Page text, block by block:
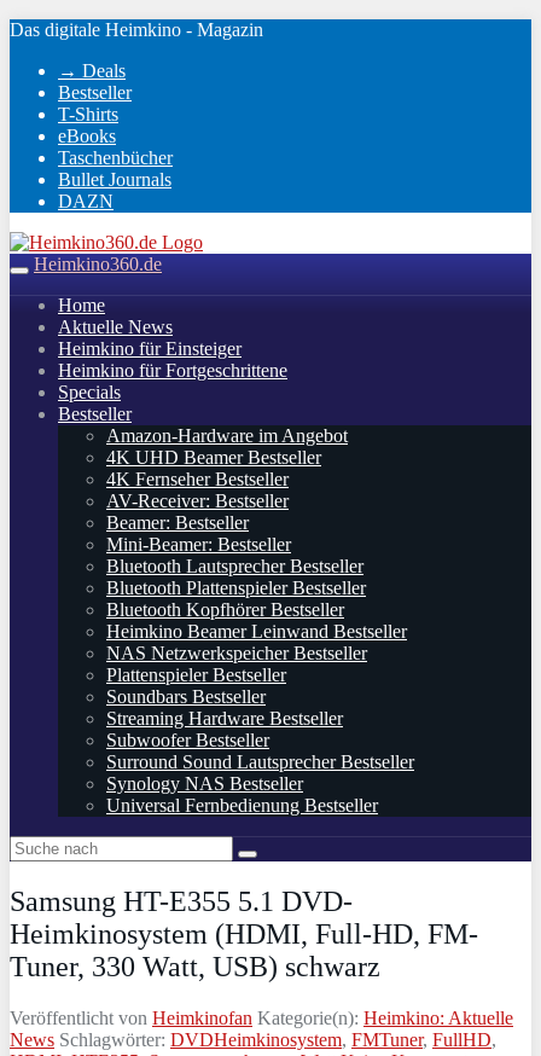
Skip
main
content
Das digitale Heimkino - Magazin
→ Deals
Bestseller
T-Shirts
eBooks
Taschenbücher
Bullet Journals
DAZN
Toggle
navigation
Heimkino360.de
Home
Aktuelle News
Heimkino für Einsteiger
Heimkino für Fortgeschrittene
Specials
Bestseller
Amazon-Hardware im Angebot
4K UHD Beamer Bestseller
4K Fernseher Bestseller
AV-Receiver: Bestseller
Beamer: Bestseller
Mini-Beamer: Bestseller
Bluetooth Lautsprecher Bestseller
Bluetooth Plattenspieler Bestseller
Bluetooth Kopfhörer Bestseller
Heimkino Beamer Leinwand Bestseller
NAS Netzwerkspeicher Bestseller
Plattenspieler Bestseller
Soundbars Bestseller
Streaming Hardware Bestseller
Subwoofer Bestseller
Surround Sound Lautsprecher Bestseller
Synology NAS Bestseller
Universal Fernbedienung Bestseller
Samsung HT-E355 5.1 DVD-
Heimkinosystem (HDMI, Full-HD, FM-
Tuner, 330 Watt, USB) schwarz
Veröffentlicht von Heimkinofan Kategorie(n): Heimkino: Aktuelle
News Schlagwörter: DVDHeimkinosystem, FMTuner, FullHD,